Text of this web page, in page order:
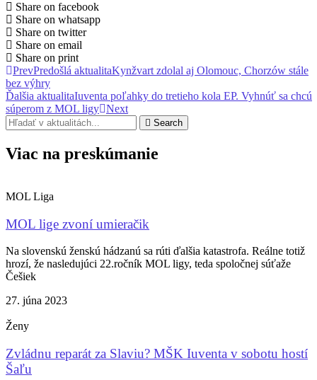
Share on facebook
Share on whatsapp
Share on twitter
Share on email
Share on print
PrevPredošlá aktualitaKynžvart zdolal aj Olomouc, Chorzów stále
bez výhry
Ďalšia aktualitaIuventa poľahky do tretieho kola EP. Vyhnúť sa chcú
súperom z MOL ligy Next
Search
Viac na preskúmanie
MOL Liga
MOL lige zvoní umieračik
Na slovenskú ženskú hádzanú sa rúti ďalšia katastrofa. Reálne totiž
hrozí, že nasledujúci 22.ročník MOL ligy, teda spoločnej súťaže
Češiek
27. júna 2023
Ženy
Zvládnu reparát za Slaviu? MŠK Iuventa v sobotu hostí
Šaľu